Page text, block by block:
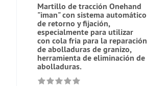
Martillo de tracción Onehand
"iman" con sistema automático
de retorno y fijación,
especialmente para utilizar
con cola fria para la reparación
de abolladuras de granizo,
herramienta de eliminación de
abolladuras.